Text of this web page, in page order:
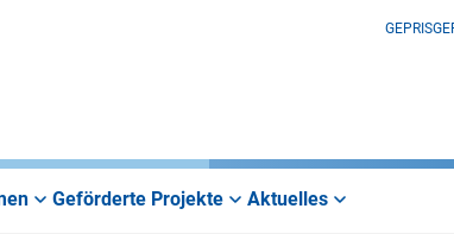
GEPRIS
Geförderte Projekte Aktuelles